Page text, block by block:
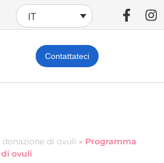
IT
Contattateci
di ovuli » Programma
ovuli